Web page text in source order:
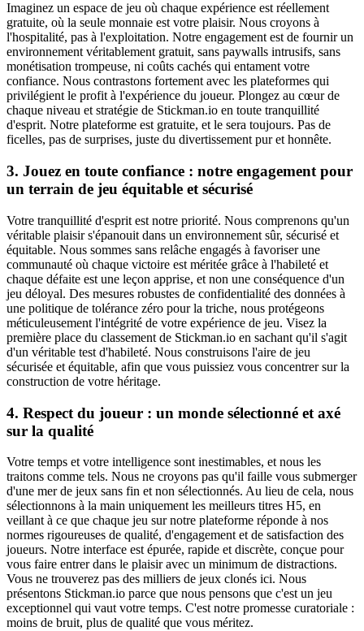
Imaginez un espace de jeu où chaque expérience est réellement
gratuite, où la seule monnaie est votre plaisir. Nous croyons à
l'hospitalité, pas à l'exploitation. Notre engagement est de fournir un
environnement véritablement gratuit, sans paywalls intrusifs, sans
monétisation trompeuse, ni coûts cachés qui entament votre
confiance. Nous contrastons fortement avec les plateformes qui
privilégient le profit à l'expérience du joueur. Plongez au cœur de
chaque niveau et stratégie de Stickman.io en toute tranquillité
d'esprit. Notre plateforme est gratuite, et le sera toujours. Pas de
ficelles, pas de surprises, juste du divertissement pur et honnête.
3. Jouez en toute confiance : notre engagement pour
un terrain de jeu équitable et sécurisé
Votre tranquillité d'esprit est notre priorité. Nous comprenons qu'un
véritable plaisir s'épanouit dans un environnement sûr, sécurisé et
équitable. Nous sommes sans relâche engagés à favoriser une
communauté où chaque victoire est méritée grâce à l'habileté et
chaque défaite est une leçon apprise, et non une conséquence d'un
jeu déloyal. Des mesures robustes de confidentialité des données à
une politique de tolérance zéro pour la triche, nous protégeons
méticuleusement l'intégrité de votre expérience de jeu. Visez la
première place du classement de Stickman.io en sachant qu'il s'agit
d'un véritable test d'habileté. Nous construisons l'aire de jeu
sécurisée et équitable, afin que vous puissiez vous concentrer sur la
construction de votre héritage.
4. Respect du joueur : un monde sélectionné et axé
sur la qualité
Votre temps et votre intelligence sont inestimables, et nous les
traitons comme tels. Nous ne croyons pas qu'il faille vous submerger
d'une mer de jeux sans fin et non sélectionnés. Au lieu de cela, nous
sélectionnons à la main uniquement les meilleurs titres H5, en
veillant à ce que chaque jeu sur notre plateforme réponde à nos
normes rigoureuses de qualité, d'engagement et de satisfaction des
joueurs. Notre interface est épurée, rapide et discrète, conçue pour
vous faire entrer dans le plaisir avec un minimum de distractions.
Vous ne trouverez pas des milliers de jeux clonés ici. Nous
présentons Stickman.io parce que nous pensons que c'est un jeu
exceptionnel qui vaut votre temps. C'est notre promesse curatoriale :
moins de bruit, plus de qualité que vous méritez.